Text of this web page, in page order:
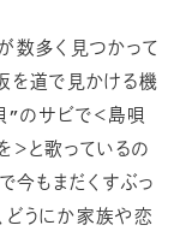
数多く見つかって
を道で見かける機
”のサビで＜島唄
と歌っているの
今もまだくすぶっ
どうにか家族や恋